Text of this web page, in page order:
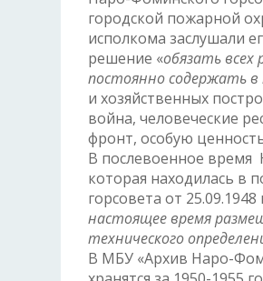
городской пожарной
исполкома заслушали
решение «обязать всех
постоянно содержать
и хозяйственных
война, человеческие
фронт, особую
В послевоенное
которая находилась в
горсовета от
настоящее время
технического
В МБУ «Архив Наро-